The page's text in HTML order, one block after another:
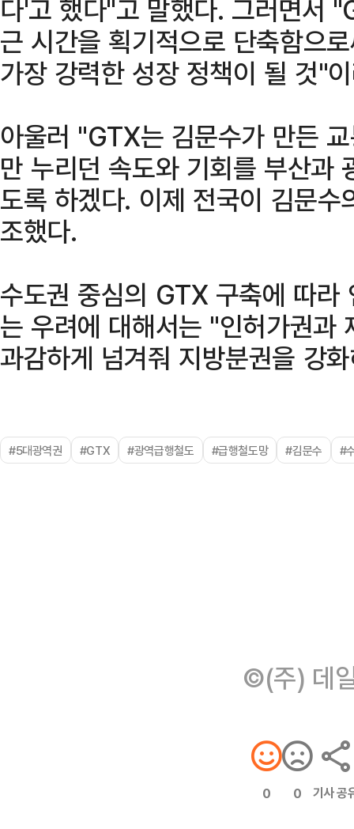
다'고 했다"고 말했다. 그러면서
근 시간을 획기적으로 단축함으
가장 강력한 성장 정책이 될 것"
아울러 "GTX는 김문수가 만든
만 누리던 속도와 기회를 부산과
도록 하겠다. 이제 전국이 김문
조했다.
수도권 중심의 GTX 구축에 따라
는 우려에 대해서는 "인허가권과
과감하게 넘겨줘 지방분권을 강
#5대광역권 #GTX #광역급행철도 #급행철도망 #김문수 #
©(주) 데
0 0 기사 공